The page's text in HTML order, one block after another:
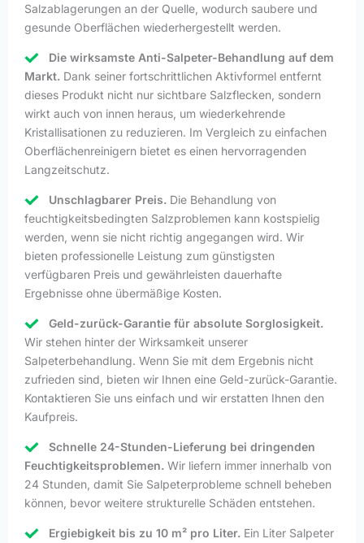
Salzablagerungen an der Quelle, wodurch saubere und
gesunde Oberflächen wiederhergestellt werden.
Die wirksamste Anti-Salpeter-Behandlung auf dem
Markt. Dank seiner fortschrittlichen Aktivformel entfernt
dieses Produkt nicht nur sichtbare Salzflecken, sondern
wirkt auch von innen heraus, um wiederkehrende
Kristallisationen zu reduzieren. Im Vergleich zu einfachen
Oberflächenreinigern bietet es einen hervorragenden
Langzeitschutz.
Unschlagbarer Preis. Die Behandlung von
feuchtigkeitsbedingten Salzproblemen kann kostspielig
werden, wenn sie nicht richtig angegangen wird. Wir
bieten professionelle Leistung zum günstigsten
verfügbaren Preis und gewährleisten dauerhafte
Ergebnisse ohne übermäßige Kosten.
Geld-zurück-Garantie für absolute Sorglosigkeit.
Wir stehen hinter der Wirksamkeit unserer
Salpeterbehandlung. Wenn Sie mit dem Ergebnis nicht
zufrieden sind, bieten wir Ihnen eine Geld-zurück-Garantie.
Kontaktieren Sie uns einfach und wir erstatten Ihnen den
Kaufpreis.
Schnelle 24-Stunden-Lieferung bei dringenden
Feuchtigkeitsproblemen. Wir liefern immer innerhalb von
24 Stunden, damit Sie Salpeterprobleme schnell beheben
können, bevor weitere strukturelle Schäden entstehen.
Ergiebigkeit bis zu 10 m² pro Liter. Ein Liter Salpeter